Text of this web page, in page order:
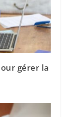
gérer la